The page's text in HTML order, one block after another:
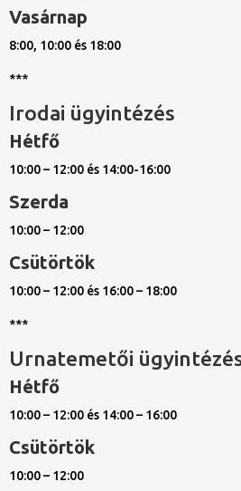
Vasárnap
8:00, 10:00 és 18:00
***
Irodai ügyintézés
Hétfő
10:00 – 12:00 és 14:00-16:00
Szerda
10:00 – 12:00
Csütörtök
10:00 – 12:00 és 16:00 – 18:00
***
Urnatemetői
Hétfő
10:00 – 12:00 és 14:00 – 16:00
Csütörtök
10:00 – 12:00